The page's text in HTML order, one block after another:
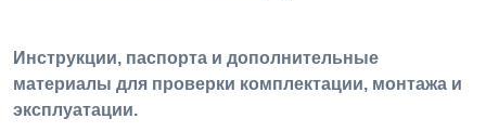
Инструкции, паспорта и дополнительные
материалы для проверки комплектации, монтажа и
эксплуатации.